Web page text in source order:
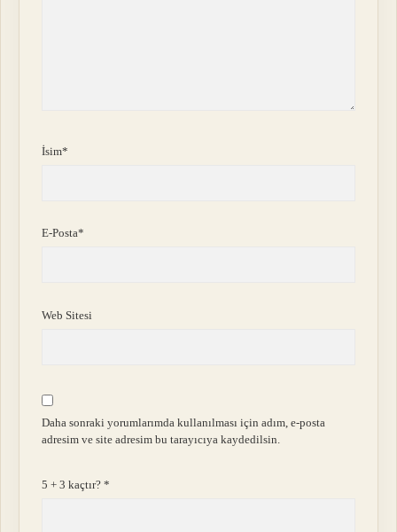
İsim*
E-Posta*
Web Sitesi
Daha sonraki yorumlarımda kullanılması için adım, e-posta
adresim ve site adresim bu tarayıcıya kaydedilsin.
5 + 3 kaçtır?*